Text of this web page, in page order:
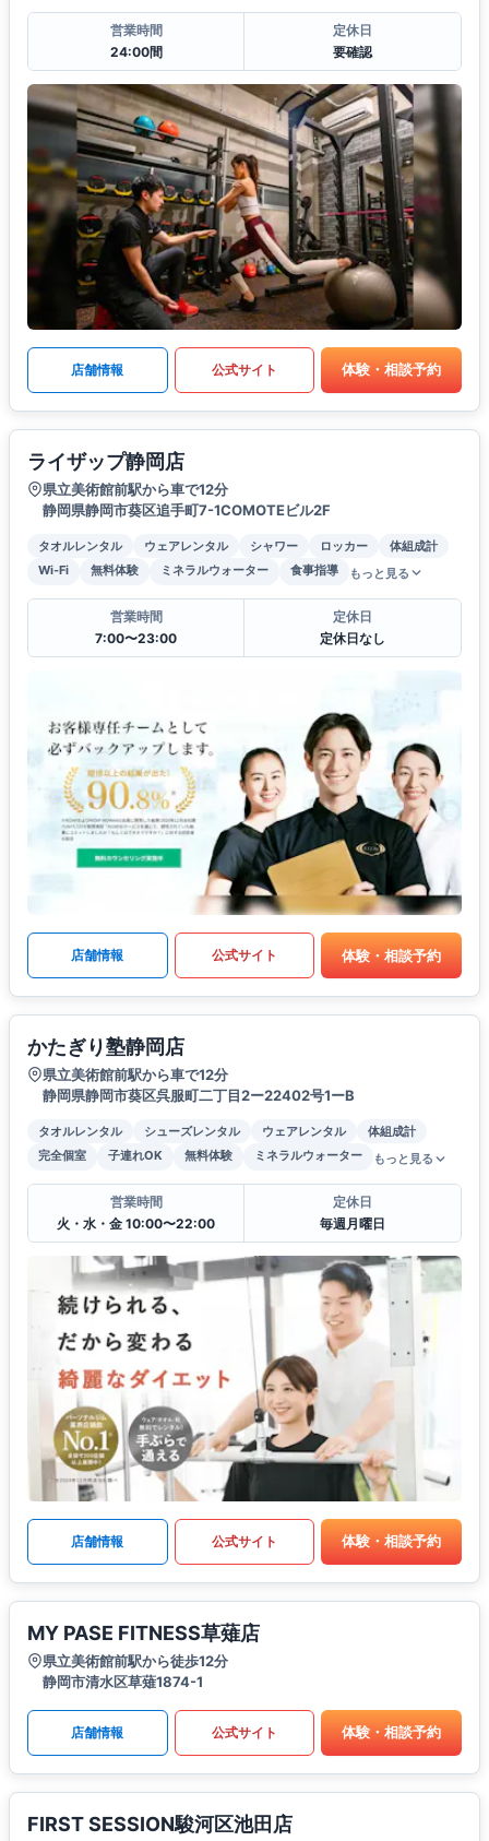
営業時間
24:00間
定休日
要確認
店舗情報 公式サイト 体験・相談予約
ライザップ静岡店
県立美術館前駅から車で12分
静岡県静岡市葵区追手町7-1COMOTEビル2F
タオルレンタル ウェアレンタル シャワー ロッカー
体組成計
Wi-Fi
無料体験 ミネラルウォーター 食事指導 もっと見る
営業時間
7:00〜23:00
定休日
定休日なし
店舗情報 公式サイト 体験・相談予約
かたぎり塾静岡店
県立美術館前駅から車で12分
静岡県静岡市葵区呉服町二丁目2ー22402号1ーB
タオルレンタル シューズレンタル ウェアレンタル
体組成計
完全個室
子連れOK 無料体験 ミネラルウォーター もっと見る
営業時間
火・水・金 10:00〜22:00
定休日
毎週月曜日
店舗情報 公式サイト 体験・相談予約
MY PASE FITNESS草薙店
県立美術館前駅から徒歩12分
静岡市清水区草薙1874-1
店舗情報 公式サイト 体験・相談予約
FIRST SESSION駿河区池田店